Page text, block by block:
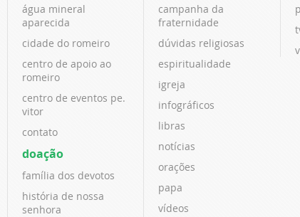
água mineral
aparecida
cidade do romeiro
centro de apoio ao
romeiro
centro de eventos pe.
vitor
contato
doação
família dos devotos
história de nossa
senhora
campanha da
fraternidade
dúvidas religiosas
espiritualidade
igreja
infográficos
libras
notícias
orações
papa
vídeos